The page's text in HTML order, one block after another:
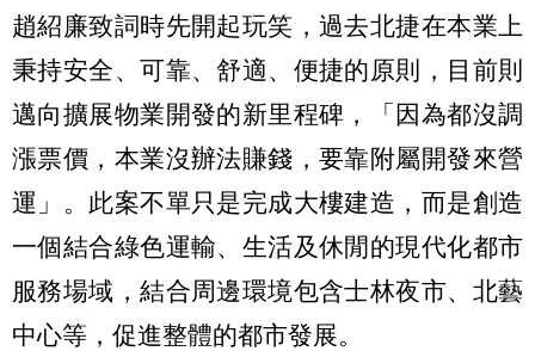
趙紹廉致詞時先開起玩笑，過去北捷在本業上
秉持安全、可靠、舒適、便捷的原則，目前則
邁向擴展物業開發的新里程碑，「因為都沒調
漲票價，本業沒辦法賺錢，要靠附屬開發來營
運」。此案不單只是完成大樓建造，而是創造
一個結合綠色運輸、生活及休閒的現代化都市
服務場域，結合周邊環境包含士林夜市、北藝
中心等，促進整體的都市發展。